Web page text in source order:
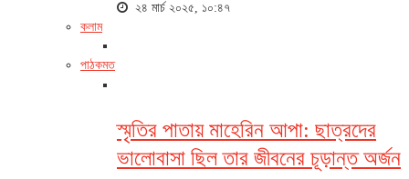
২৪ মার্চ ২০২৫, ১০:৪৭
কলাম
পাঠকমত
স্মৃতির পাতায় মাহেরিন আপা: ছাত্রদের
ভালোবাসা ছিল তার জীবনের চূড়ান্ত অর্জন